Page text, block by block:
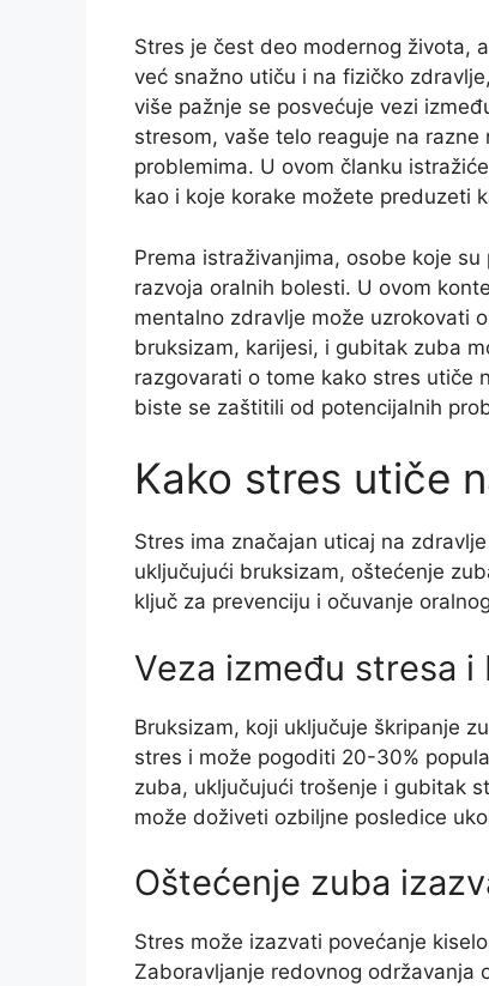
Stres je čest deo modernog života,
već snažno utiču i na fizičko
više pažnje se posvećuje vezi
stresom, vaše telo reaguje na
problemima. U ovom članku
kao i koje korake možete preduzeti
Prema istraživanjima, osobe koje
razvoja oralnih bolesti. U ovom
mentalno zdravlje može uzrokovati
bruksizam, karijesi, i gubitak zuba
razgovarati o tome kako stres utiče
biste se zaštitili od potencijalnih
Kako stres utiče
Stres ima značajan uticaj na
uključujući bruksizam, oštećenje
ključ za prevenciju i očuvanje
Veza između stresa i
Bruksizam, koji uključuje škripanje
stres i može pogoditi 20-30%
zuba, uključujući trošenje i gubitak
može doživeti ozbiljne posledice
Oštećenje zuba
Stres može izazvati povećanje
Zaboravljanje redovnog održavanja